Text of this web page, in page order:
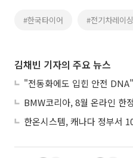
#한국타이어 #전기차레이싱
김채빈 기자의 주요 뉴스